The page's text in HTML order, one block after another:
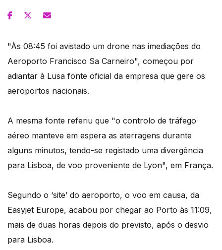
"Às 08:45 foi avistado um drone nas imediações do
Aeroporto Francisco Sa Carneiro", começou por
adiantar à Lusa fonte oficial da empresa que gere os
aeroportos nacionais.
A mesma fonte referiu que "o controlo de tráfego
aéreo manteve em espera as aterragens durante
alguns minutos, tendo-se registado uma divergência
para Lisboa, de voo proveniente de Lyon", em França.
Segundo o ‘site’ do aeroporto, o voo em causa, da
Easyjet Europe, acabou por chegar ao Porto às 11:09,
mais de duas horas depois do previsto, após o desvio
para Lisboa.